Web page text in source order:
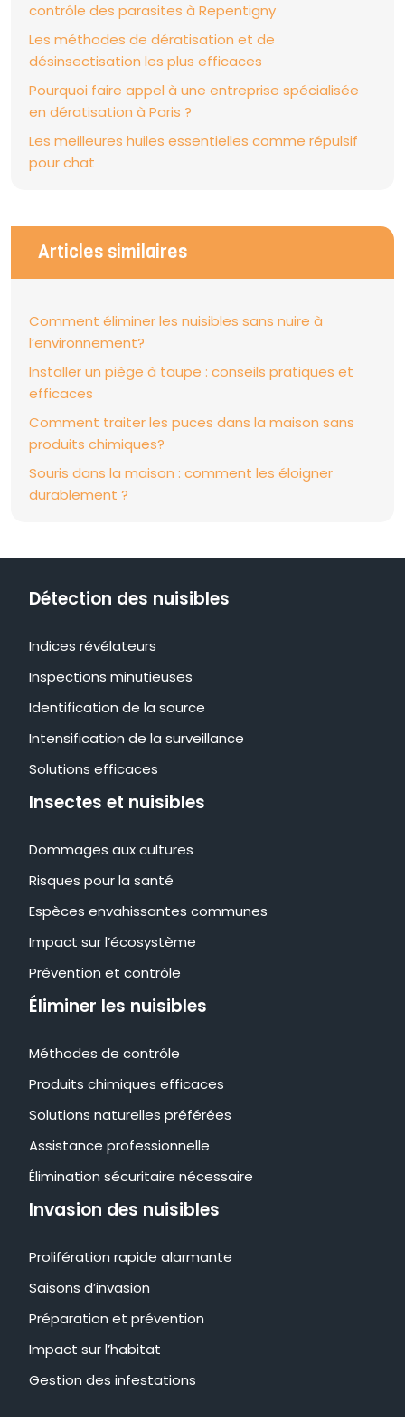
contrôle des parasites à Repentigny
Les méthodes de dératisation et de
désinsectisation les plus efficaces
Pourquoi faire appel à une entreprise spécialisée
en dératisation à Paris ?
Les meilleures huiles essentielles comme répulsif
pour chat
Articles similaires
Comment éliminer les nuisibles sans nuire à
l’environnement?
Installer un piège à taupe : conseils pratiques et
efficaces
Comment traiter les puces dans la maison sans
produits chimiques?
Souris dans la maison : comment les éloigner
durablement ?
Détection des nuisibles
Indices révélateurs
Inspections minutieuses
Identification de la source
Intensification de la surveillance
Solutions efficaces
Insectes et nuisibles
Dommages aux cultures
Risques pour la santé
Espèces envahissantes communes
Impact sur l’écosystème
Prévention et contrôle
Éliminer les nuisibles
Méthodes de contrôle
Produits chimiques efficaces
Solutions naturelles préférées
Assistance professionnelle
Élimination sécuritaire nécessaire
Invasion des nuisibles
Prolifération rapide alarmante
Saisons d’invasion
Préparation et prévention
Impact sur l’habitat
Gestion des infestations